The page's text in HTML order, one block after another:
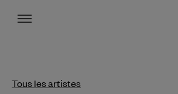
Menu
Tous les artistes